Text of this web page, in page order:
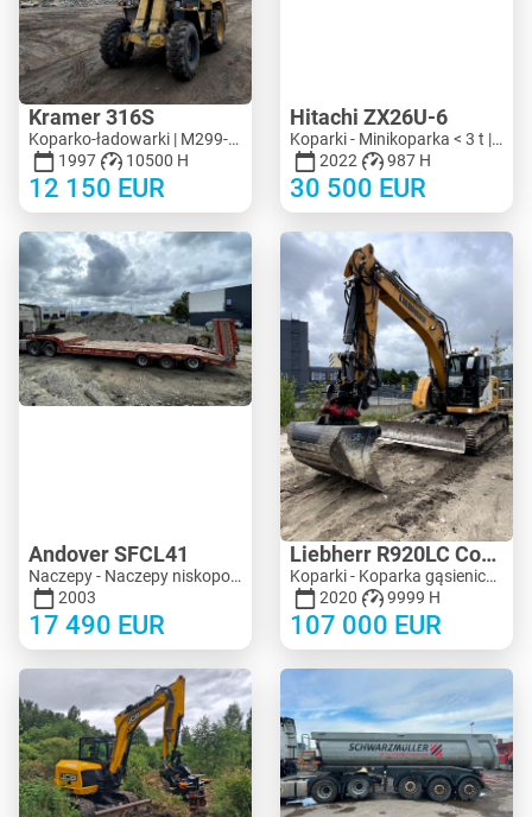
Kramer 316S
Koparko-ładowarki | M299-8090 | KV299-8090
1997
10500 H
12 150 EUR
Hitachi ZX26U-6
Koparki - Minikoparka < 3 t | M183-4018 | KV183-4018
2022
987 H
30 500 EUR
Andover SFCL41
Naczepy - Naczepy niskopodwoziowe | M683-2225
2003
17 490 EUR
Liebherr R920LC Compact
Koparki - Koparka gąsienicowa | M704-8713 | KV704-8713
2020
9999 H
107 000 EUR